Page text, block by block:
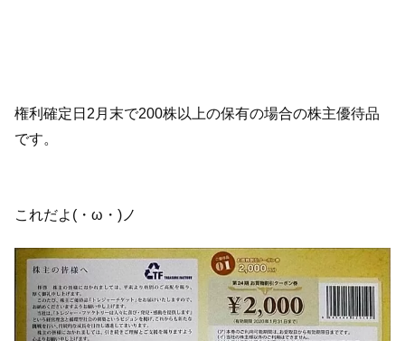
権利確定日2月末で200株以上の保有の場合の株主優待品
です。
これだよ(・ω・)ノ